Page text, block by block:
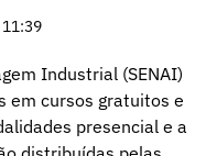
11:39
Industrial (SENAI)
em cursos gratuitos e
presencial e a